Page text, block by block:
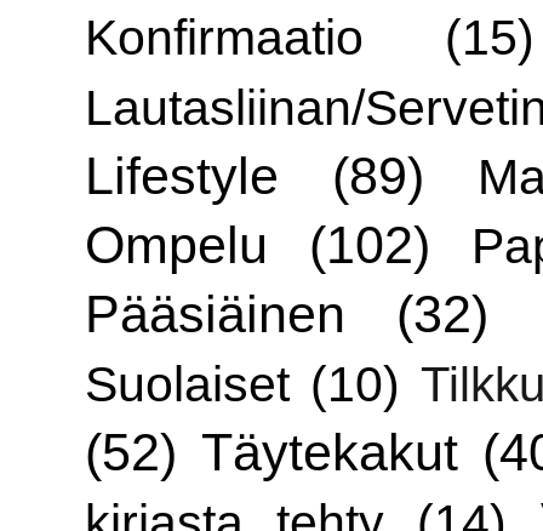
Konfirmaatio
(15)
Lautasliinan/
Lifestyle (89)
Ompelu (102)
Pääsiäinen (32)
Suolaiset (10)
(52) Täytekakut